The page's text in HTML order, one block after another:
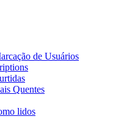
de Usuários
Quentes
lidos